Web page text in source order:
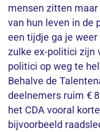
mensen zitten
van hun leven in de
een tijdje ga je
zulke ex-politici zijn
politici op weg te
Behalve de
deelnemers ruim €
het CDA vooral
bijvoorbeeld